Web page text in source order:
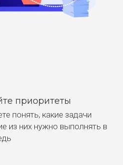
приоритеты
понять, какие задачи
из них нужно выполнять в